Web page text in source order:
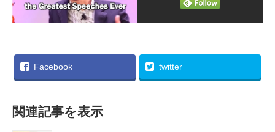
Facebook twitter
関連記事を表示